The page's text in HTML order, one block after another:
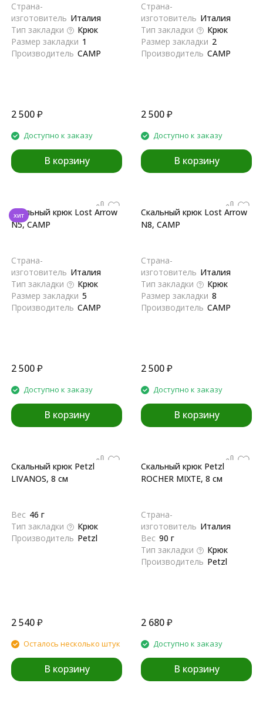
Страна-
изготовитель Италия
Тип закладки
Крюк
Размер закладки 1
Производитель CAMP
2 500₽
Доступно к заказу
В корзину
Страна-
изготовитель Италия
Тип закладки
Крюк
Размер закладки 2
Производитель CAMP
2 500₽
Доступно к заказу
В корзину
хит
Скальный крюк Lost Arrow
N5, CAMP
Страна-
изготовитель Италия
Тип закладки
Крюк
Размер закладки 5
Производитель CAMP
2 500₽
Доступно к заказу
В корзину
Скальный крюк Lost Arrow
N8, CAMP
Страна-
изготовитель Италия
Тип закладки
Крюк
Размер закладки 8
Производитель CAMP
2 500₽
Доступно к заказу
В корзину
Скальный крюк Petzl
LIVANOS, 8 см
Вес 46 г
Тип закладки
Крюк
Производитель Petzl
2 540₽
Осталось несколько штук
В корзину
Скальный крюк Petzl
ROCHER MIXTE, 8 см
Страна-
изготовитель Италия
Вес 90 г
Тип закладки
Крюк
Производитель Petzl
2 680₽
Доступно к заказу
В корзину